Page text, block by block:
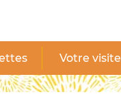
Votre visite